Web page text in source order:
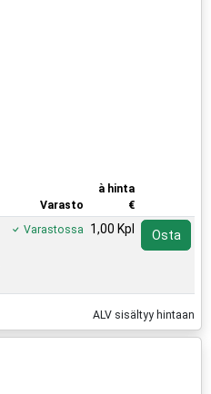
Varasto
à hinta
€
Varastossa 1,00 Kpl Osta
ALV sisältyy hintaan